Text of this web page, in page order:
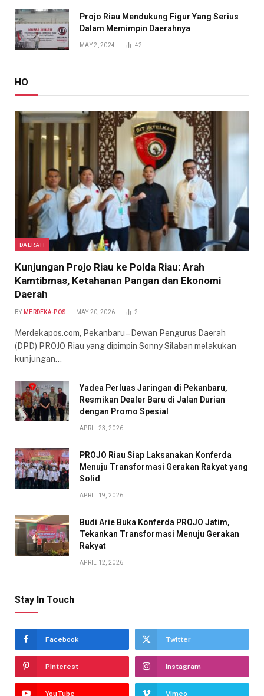
Projo Riau Mendukung Figur Yang Serius
Dalam Memimpin Daerahnya
MAY 2, 2024 42
HO
DAERAH
Kunjungan Projo Riau ke Polda Riau: Arah
Kamtibmas, Ketahanan Pangan dan Ekonomi
Daerah
BY MERDEKA-POS MAY 20, 2026 2
Merdekapos.com, Pekanbaru – Dewan Pengurus Daerah
(DPD) PROJO Riau yang dipimpin Sonny Silaban melakukan
kunjungan…
Yadea Perluas Jaringan di Pekanbaru,
Resmikan Dealer Baru di Jalan Durian
dengan Promo Spesial
APRIL 23, 2026
PROJO Riau Siap Laksanakan Konferda
Menuju Transformasi Gerakan Rakyat yang
Solid
APRIL 19, 2026
Budi Arie Buka Konferda PROJO Jatim,
Tekankan Transformasi Menuju Gerakan
Rakyat
APRIL 12, 2026
Stay In Touch
Facebook Twitter
Pinterest Instagram
YouTube Vimeo